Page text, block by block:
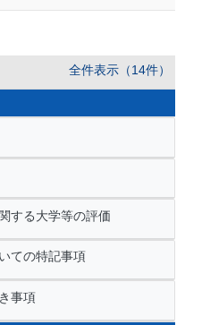
全件表示（14件）
する大学等の評価
ての特記事項
事項